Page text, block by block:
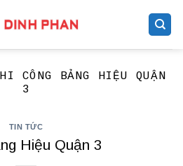
CÔNG BẢNG HIỆU QUẬN
3
TIN TỨC
Hiệu Quận 3